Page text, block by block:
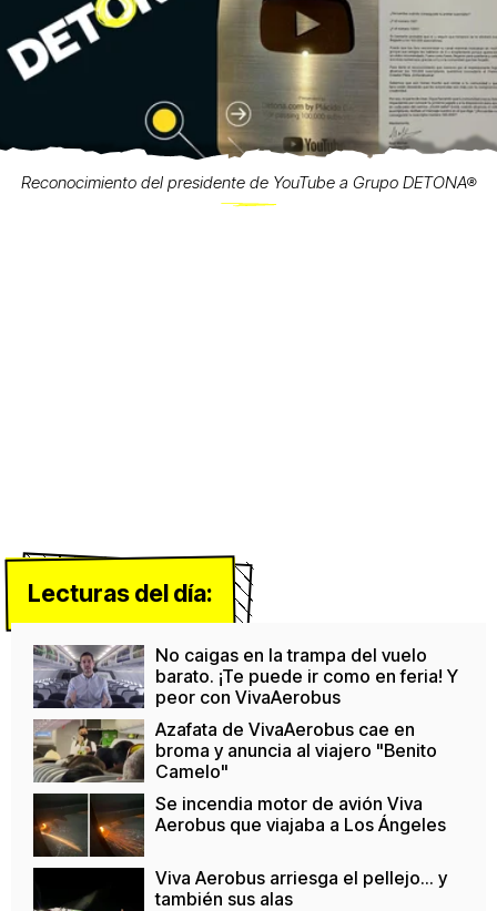
Reconocimiento del presidente de YouTube a Grupo DETONA®
Lecturas del día:
No caigas en la trampa del vuelo
barato. ¡Te puede ir como en feria! Y
peor con VivaAerobus
Azafata de VivaAerobus cae en
broma y anuncia al viajero "Benito
Camelo"
Se incendia motor de avión Viva
Aerobus que viajaba a Los Ángeles
Viva Aerobus arriesga el pellejo... y
también sus alas